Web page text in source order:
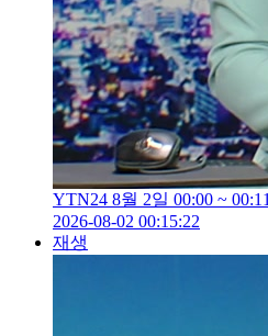
YTN24 8월 2일 00:00 ~ 00:11
2026-08-02 00:15:22
재생